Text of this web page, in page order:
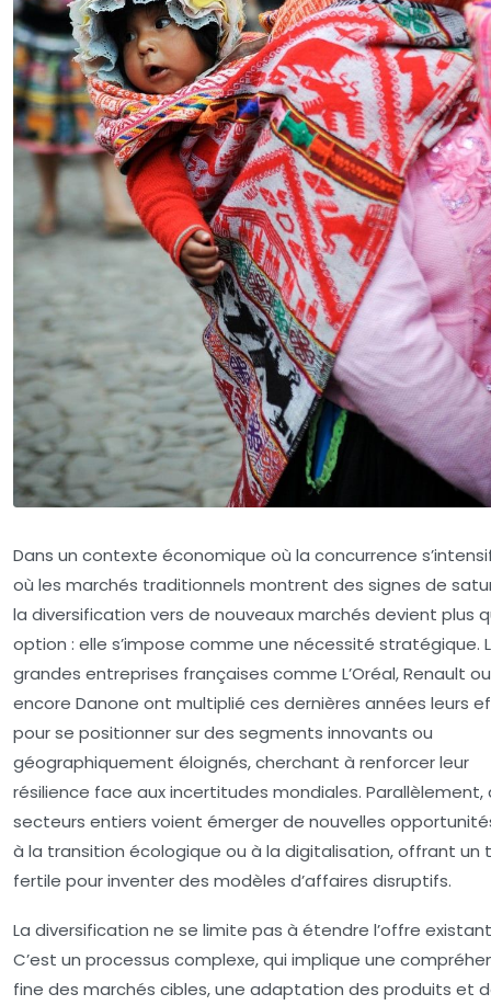
Dans un contexte économique où la concurrence
où les marchés traditionnels montrent des signes de
la diversification vers de nouveaux marchés devient plus
option : elle s’impose comme une nécessité stratégique.
grandes entreprises françaises comme L’Oréal, Renault ou
encore Danone ont multiplié ces dernières années leurs
pour se positionner sur des segments innovants ou
géographiquement éloignés, cherchant à renforcer leur
résilience face aux incertitudes mondiales. Parallèlement,
secteurs entiers voient émerger de nouvelles
à la transition écologique ou à la digitalisation, offrant un
fertile pour inventer des modèles d’affaires disruptifs.
La diversification ne se limite pas à étendre l’offre
C’est un processus complexe, qui implique une
fine des marchés cibles, une adaptation des produits et